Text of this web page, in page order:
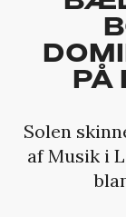
PÅ
Solen
af Musik i